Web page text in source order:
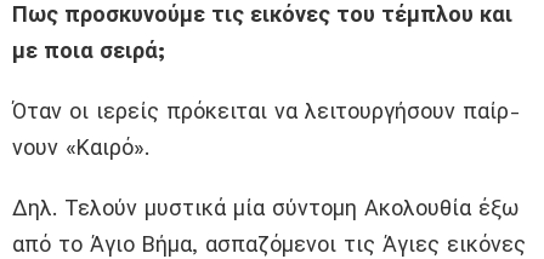
Πως προσκυνούμε τις εικόνες του τέμπλου και
με ποια σειρά;
Όταν οι ιερείς πρόκειται να λειτουργήσουν παίρ­
νουν «Καιρό».
Δηλ. Τελούν μυστικά μία σύντομη Ακολουθία έξω
από το Άγιο Βήμα, ασπαζόμενοι τις Άγιες εικό­νες